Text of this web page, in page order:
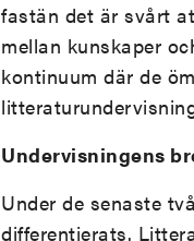
fastän det är svårt
mellan kunskaper
kontinuum där de
Undervisningens
Under de senaste
differentierats.